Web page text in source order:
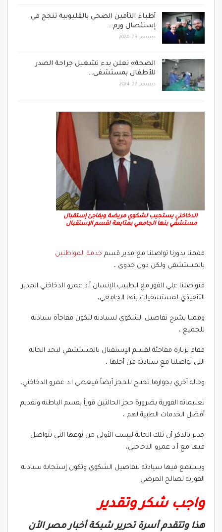
أطباء التأمين الصحي بالقليوبية تنجح في
إستئصال ورم…
ديسمبر 23, 2024
الصحة» تعلن بدء تشغيل جراحة الصدر
للأطفال بمستشفى…
ديسمبر 22, 2024
الدخاخني يستجيب لشكوي مريضة ويفاجئ إستقبال
مستشفي بنها الجامعي بمتابعة لقسم الإستقبال
فقمنا بدورنا تواصلنا مع مدير قسم خدمة المواطنين
بالمستشفى ولكن دون جدوى ،
فتواصلنا علي الفور مع الطبيب الإنسان أ.د عمرو الدخاخني المدير
التنفيذي لمستشفيات بنها الجامعي،
وقمنا بشرح تفاصيل الشكوي لسيادته لتكون مفاجأة سيادته
للجميع ،
فقام بزيارة مفاجئة لقسم الإستقبال بالمستشفي ليجد الحاله
التي تواصلنا مع سيادته من أجلها ،
وحاله أخري بجوارها تحتاج للحجز أيضاً فيعطي ا.د عمرو الدخاخني،
تعليماته الفورية بضرورة حجز الحالتين فوراً بقسم الباطنه وتقديم
أفضل الخدمات الطبية لهم ،
جدير بالذكر أن تلك الحالة ليست الأولي من نوعها التي نتواصل
فيها مع أ.د عمرو الدخاخني،
ويستمع فيها سيادته لتفاصيل الشكوي وتكون إستجابة سيادته
الفورية لصالح المرضي
واجب شكر وتقدير
هذا وتتقدم أسرة تحرير شبكة أخبار مصر الأن